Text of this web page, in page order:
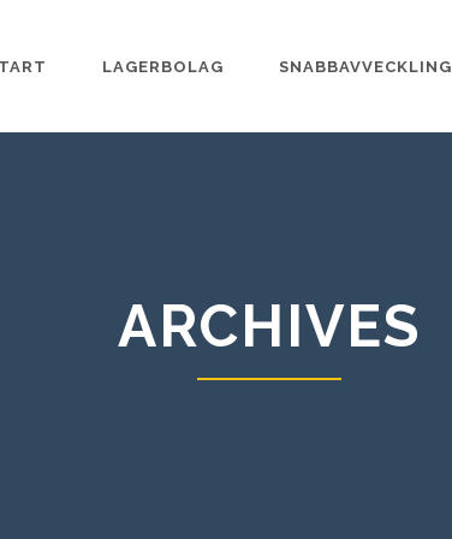
LAGERBOLAG SNABBAVVECKLING
ARCHIVES